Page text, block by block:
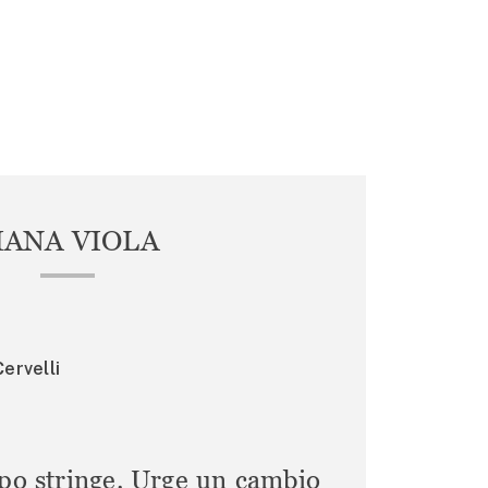
VIOLA
stringe. Urge un cambio